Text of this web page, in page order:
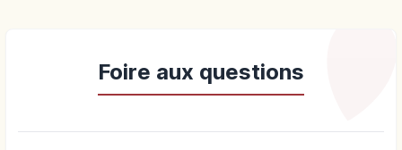
Foire aux questions